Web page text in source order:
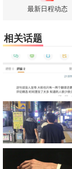
最新日程动态
相关话题